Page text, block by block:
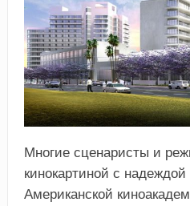
Многие сценаристы и
кинокартиной с
Американской